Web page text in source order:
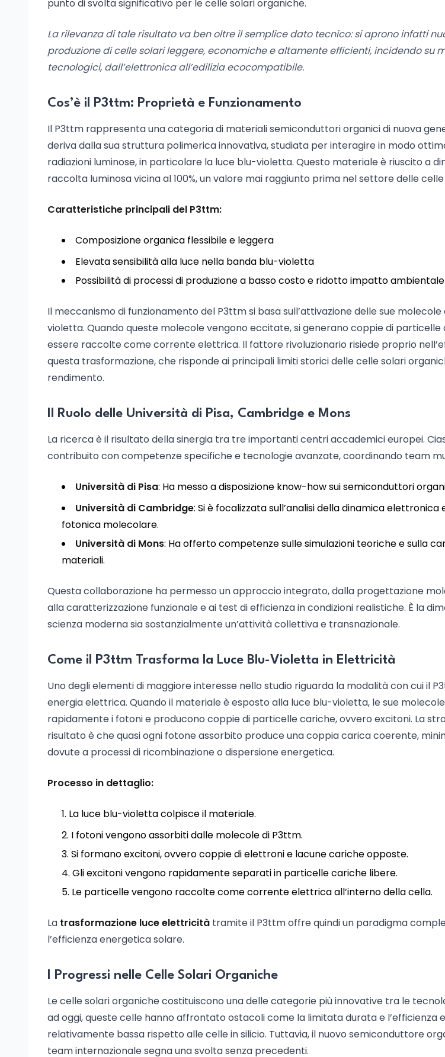
punto di svolta significativo per le celle solari organiche.
La rilevanza di tale risultato va ben oltre il semplice dato tecnico: si aprono infatti
produzione di celle solari leggere, economiche e altamente efficienti, incidendo su
tecnologici, dall’elettronica all’edilizia ecocompatibile.
Cos’è il P3ttm: Proprietà e Funzionamento
Il P3ttm rappresenta una categoria di materiali semiconduttori organici di nuova
deriva dalla sua struttura polimerica innovativa, studiata per interagire in modo
radiazioni luminose, in particolare la luce blu-violetta. Questo materiale è riuscito a
raccolta luminosa vicina al 100%, un valore mai raggiunto prima nel settore delle
Caratteristiche principali del P3ttm:
Composizione organica flessibile e leggera
Elevata sensibilità alla luce nella banda blu-violetta
Possibilità di processi di produzione a basso costo e ridotto impatto ambientale
Il meccanismo di funzionamento del P3ttm si basa sull’attivazione delle sue
violetta. Quando queste molecole vengono eccitate, si generano coppie di particelle
essere raccolte come corrente elettrica. Il fattore rivoluzionario risiede proprio
questa trasformazione, che risponde ai principali limiti storici delle celle solari
rendimento.
Il Ruolo delle Università di Pisa, Cambridge e Mons
La ricerca è il risultato della sinergia tra tre importanti centri accademici europei.
contribuito con competenze specifiche e tecnologie avanzate, coordinando team
Università di Pisa: Ha messo a disposizione know-how sui semiconduttori
Università di Cambridge: Si è focalizzata sull’analisi della dinamica elettronica
fotonica molecolare.
Università di Mons: Ha offerto competenze sulle simulazioni teoriche e sulla
materiali.
Questa collaborazione ha permesso un approccio integrato, dalla progettazione
alla caratterizzazione funzionale e ai test di efficienza in condizioni realistiche. È la
scienza moderna sia sostanzialmente un’attività collettiva e transnazionale.
Come il P3ttm Trasforma la Luce Blu-Violetta in Elettricità
Uno degli elementi di maggiore interesse nello studio riguarda la modalità con cui il
energia elettrica. Quando il materiale è esposto alla luce blu-violetta, le sue
rapidamente i fotoni e producono coppie di particelle cariche, ovvero excitoni. La
risultato è che quasi ogni fotone assorbito produce una coppia carica coerente,
dovute a processi di ricombinazione o dispersione energetica.
Processo in dettaglio:
La luce blu-violetta colpisce il materiale.
I fotoni vengono assorbiti dalle molecole di P3ttm.
Si formano excitoni, ovvero coppie di elettroni e lacune cariche opposte.
Gli excitoni vengono rapidamente separati in particelle cariche libere.
Le particelle vengono raccolte come corrente elettrica all’interno della cella.
La trasformazione luce elettricità tramite il P3ttm offre quindi un paradigma
l’efficienza energetica solare.
I Progressi nelle Celle Solari Organiche
Le celle solari organiche costituiscono una delle categorie più innovative tra le
ad oggi, queste celle hanno affrontato ostacoli come la limitata durata e l’efficienza
relativamente bassa rispetto alle celle in silicio. Tuttavia, il nuovo semiconduttore
team internazionale segna una svolta senza precedenti.